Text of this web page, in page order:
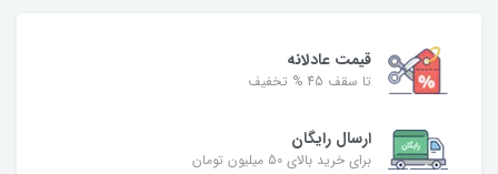
قیمت عادلانه
تا سقف 45 % تخفیف
ارسال رایگان
برای خرید بالای 50 میلیون تومان